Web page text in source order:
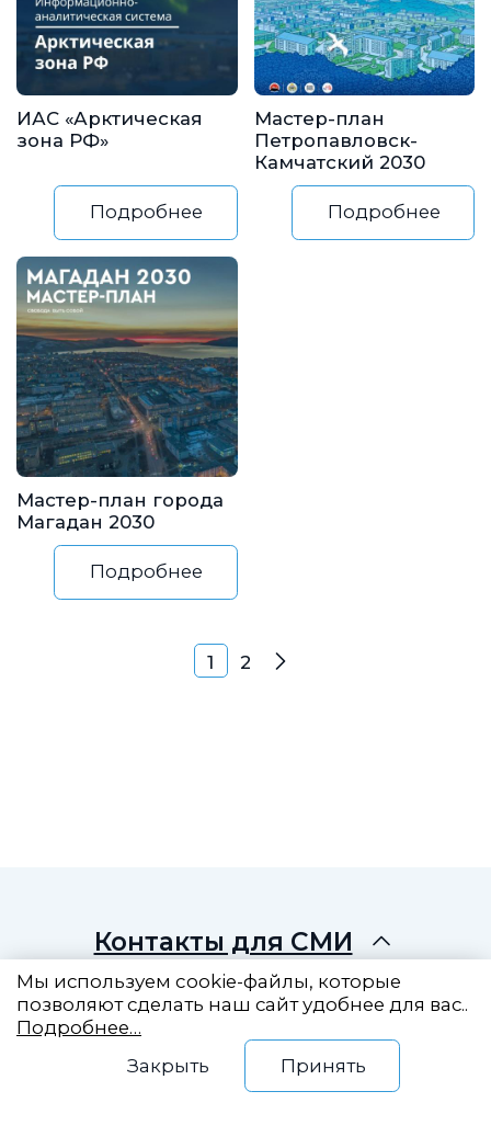
ИАС «Арктическая
зона РФ»
Подробнее
Мастер-план
Петропавловск-
Камчатский 2030
Подробнее
Мастер-план города
Магадан 2030
Подробнее
Навигация по
1 2 Далее
Контакты для СМИ
государственного
планирования
Мы используем cookie-файлы, которые
позволяют сделать наш сайт удобнее для вас..
Подробнее…
Закрыть
Принять